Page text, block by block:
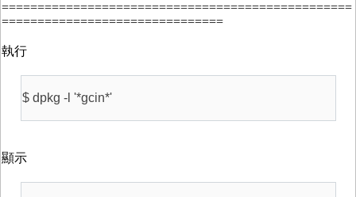
=================================================
===============================
執行
$ dpkg -l '*gcin*'
顯示